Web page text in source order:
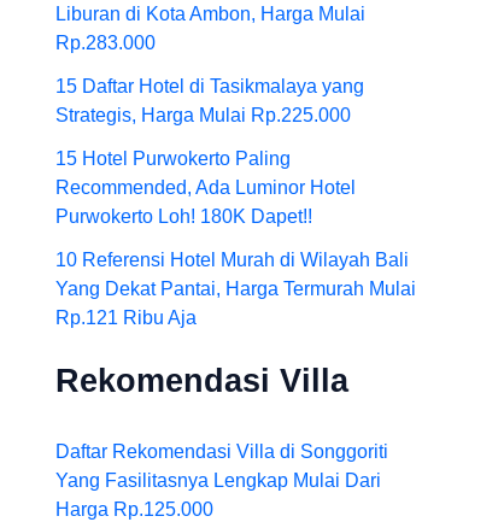
Liburan di Kota Ambon, Harga Mulai
Rp.283.000
15 Daftar Hotel di Tasikmalaya yang
Strategis, Harga Mulai Rp.225.000
15 Hotel Purwokerto Paling
Recommended, Ada Luminor Hotel
Purwokerto Loh! 180K Dapet!!
10 Referensi Hotel Murah di Wilayah Bali
Yang Dekat Pantai, Harga Termurah Mulai
Rp.121 Ribu Aja
Rekomendasi Villa
Daftar Rekomendasi Villa di Songgoriti
Yang Fasilitasnya Lengkap Mulai Dari
Harga Rp.125.000